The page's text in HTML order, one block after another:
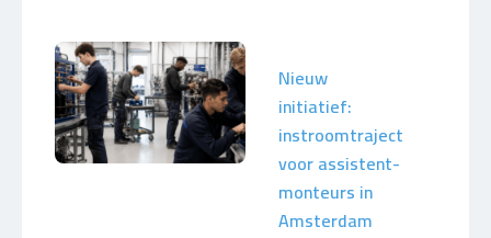
Nieuw
initiatief:
instroomtraject
voor assistent-
monteurs in
Amsterdam